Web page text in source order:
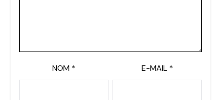
NOM * E-MAIL *